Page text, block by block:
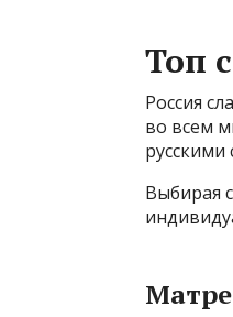
Топ
Россия
во всем
русскими
Выбирая